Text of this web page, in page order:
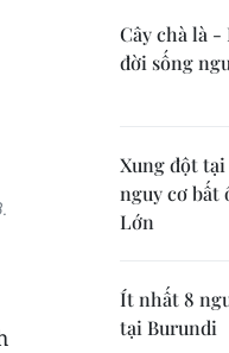
Cây chà là
đời sống
Xung đột
nguy cơ bất
Lớn
Ít nhất 8
tại Burundi